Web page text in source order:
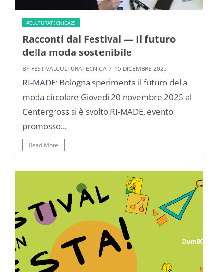
#CULTURATECNICA25
Racconti dal Festival — Il futuro
della moda sostenibile
BY FESTIVALCULTURATECNICA / 15 DICEMBRE 2025
RI-MADE: Bologna sperimenta il futuro della
moda circolare Giovedì 20 novembre 2025 al
Centergross si è svolto RI-MADE, evento
promosso...
Read More